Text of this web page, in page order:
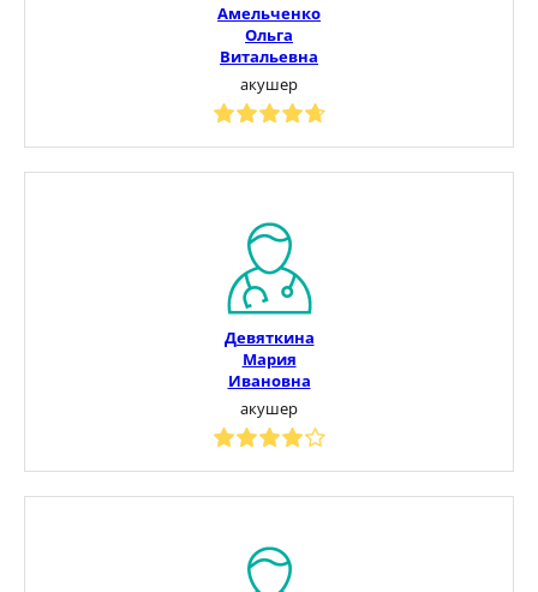
Амельченко
Ольга
Витальевна
акушер
Девяткина
Мария
Ивановна
акушер